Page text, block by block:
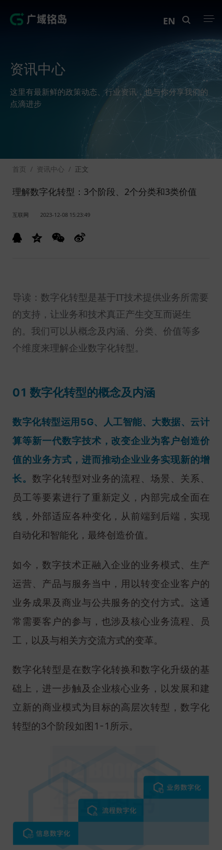
解决方案
案例中心
EN
资讯中心
这里有最新鲜的政策动态、行业资讯，也与你分享我们的
点滴进步
首页 / 资讯中心 / 正文
理解数字化转型：3个阶段、2个分类和3类价值
互联网 2023-12-08 15:23:49
导读：数字化转型是基于IT技术提供业务所需要
的支持，让业务和技术真正产生交互而诞生
的。我们可以从概念及内涵、分类、价值等多
个维度来理解企业数字化转型。
01 数字化转型的概念及内涵
数字化转型运用5G、人工智能、大数据、云计
算等新一代数字技术，改变企业为客户创造价
值的业务方式，进而推动企业业务实现新的增
长。 数字化转型对业务的流程、场景、关系、
员工等要素进行了重新定义，内部完成全面在
线，外部适应各种变化，从前端到后端，实现
自动化和智能化，最终创造价值。
如今，数字技术正融入企业的业务模式、生产
运营、产品与服务当中，用以转变企业客户的
业务成果及商业与公共服务的交付方式。这通
常需要客户的参与，也涉及核心业务流程、员
工，以及与相关方交流方式的变革。
数字化转型是在数字化转换和数字化升级的基
础上，进一步触及企业核心业务，以发展和建
立新的商业模式为目标的高层次转型，数字化
转型的3个阶段如图1-1所示。